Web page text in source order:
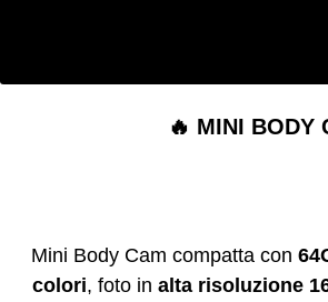
🔥 MINI BODY
Mini Body Cam compatta con
colori, foto in alta risoluzione